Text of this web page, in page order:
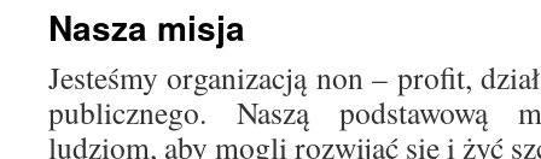
Nasza misja
Jesteśmy organizacją non – profit,
publicznego. Naszą podstawową
ludziom, aby mogli rozwijać się i żyć